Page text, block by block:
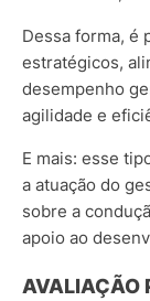
Dessa forma, é
estratégicos,
desempenho
agilidade e
E mais: esse
a atuação do
sobre a
apoio ao
AVALIAÇÃO